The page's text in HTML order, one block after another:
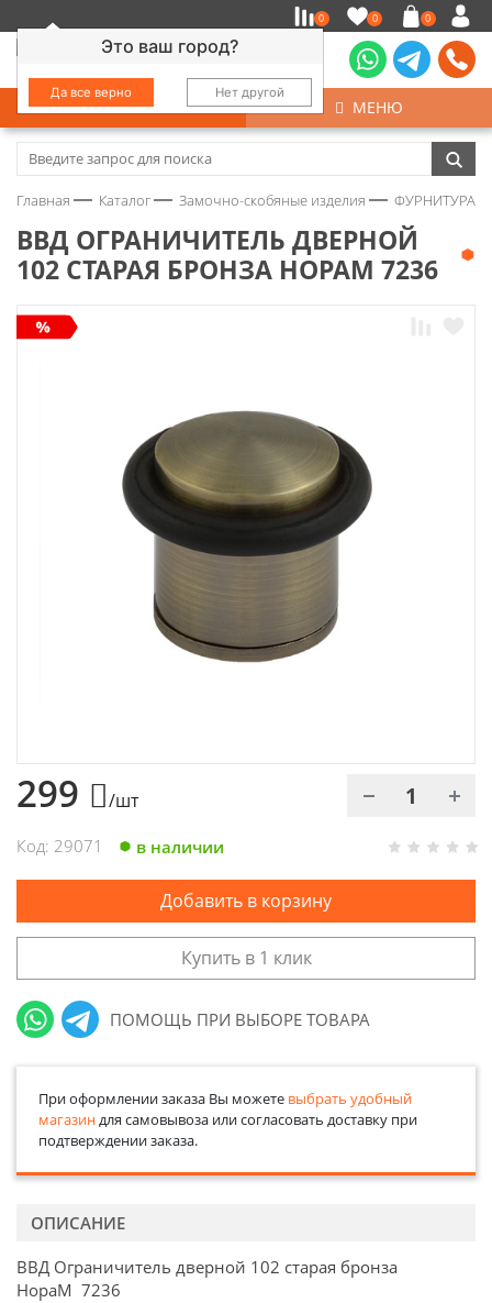
Это ваш город?
Да все верно Нет другой
0 0 0
КАТАЛОГ МЕНЮ
Замочно-скобяные изделия
Колеса
Крепёж
Электроды и проволока
Главная Каталог Замочно-скобяные изделия ФУРНИТУРА
ВВД ОГРАНИЧИТЕЛЬ ДВЕРНОЙ
102 СТАРАЯ БРОНЗА НОРАМ 7236
299 /шт
Код: 29071 в наличии
Добавить в корзину
Купить в 1 клик
ПОМОЩЬ ПРИ ВЫБОРЕ ТОВАРА
При оформлении заказа Вы можете выбрать удобный
магазиндля самовывоза или согласовать доставку при
подтверждении заказа.
ОПИСАНИЕ
ВВД Ограничитель дверной 102 старая бронза
НораМ 7236